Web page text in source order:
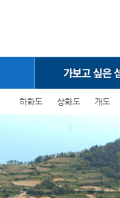
하화도 상화도 개도